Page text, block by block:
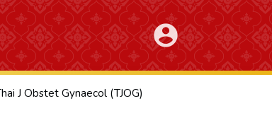
account_circle
J Obstet Gynaecol (TJOG)
เสื่อมทางนรีเวช ปีการ